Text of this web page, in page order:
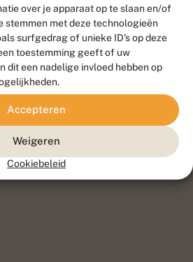
over je apparaat op te slaan en/of
stemmen met deze technologieën
surfgedrag of unieke ID's op deze
toestemming geeft of uw
dit een nadelige invloed hebben op
Accepteren
Weigeren
Cookiebeleid
Vlinderstichting
door
Go2People
, ontworpen door
Field Agency
Privacy
Disclaimer
Sitemap